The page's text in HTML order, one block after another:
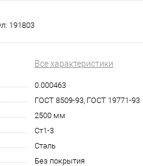
191803
Все характеристики
0.000463
ГОСТ 8509-93, ГОСТ 19771-93
2500 мм
Ст1-3
Сталь
Без покрытия